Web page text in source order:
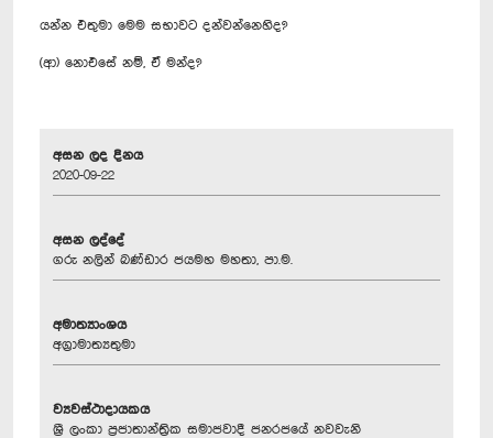
යන්න එතුමා මෙම සභාවට දන්වන්නෙහිද?
(ආ) නොඑසේ නම්, ඒ මන්ද?
අසන ලද දිනය
2020-09-22
අසන ලද්දේ
ගරු නලින් බණ්ඩාර ජයමහ මහතා, පා.ම.
අමාත්‍යාංශය
අග්‍රාමාත්‍යතුමා
ව්‍යවස්ථාදායකය
ශ්‍රී ලංකා ප්‍රජාතාන්ත්‍රික සමාජවාදී ජනරජයේ නවවැනි